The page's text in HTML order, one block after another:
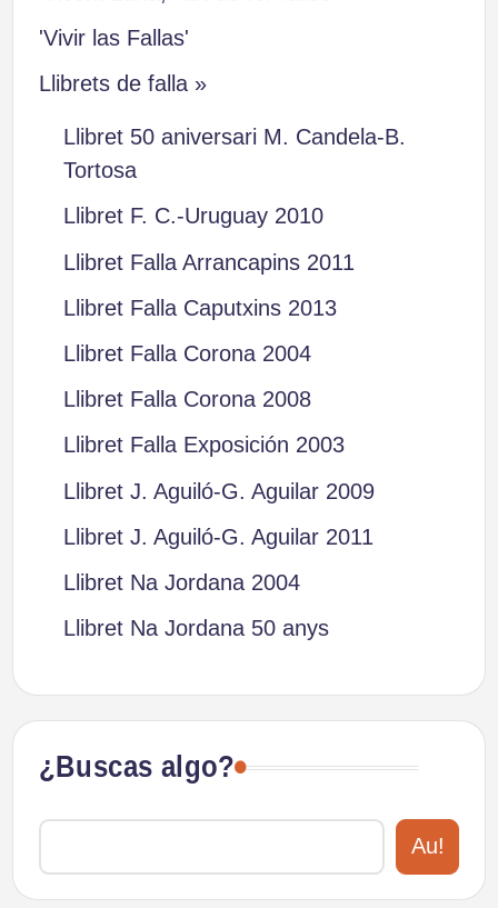
'Vivir las Fallas'
Llibrets de falla »
Llibret 50 aniversari M. Candela-B.
Tortosa
Llibret F. C.-Uruguay 2010
Llibret Falla Arrancapins 2011
Llibret Falla Caputxins 2013
Llibret Falla Corona 2004
Llibret Falla Corona 2008
Llibret Falla Exposición 2003
Llibret J. Aguiló-G. Aguilar 2009
Llibret J. Aguiló-G. Aguilar 2011
Llibret Na Jordana 2004
Llibret Na Jordana 50 anys
¿Buscas algo?
Au!